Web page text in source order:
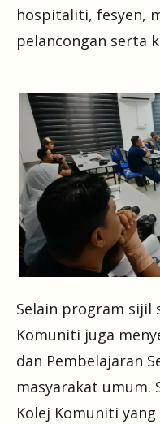
hospitaliti, fesyen,
pelancongan serta
Selain program sijil
Komuniti juga
dan Pembelajaran
masyarakat umum.
Kolej Komuniti